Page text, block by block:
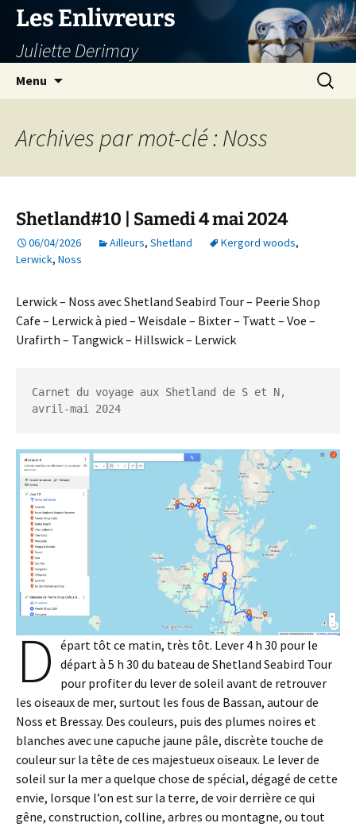
Aller
contenu
Les Enlivreurs
Juliette Derimay
Menu
Archives par mot-clé : Noss
Shetland#10 | Samedi 4 mai 2024
06/04/2026 Ailleurs, Shetland Kergord woods,
Lerwick, Noss
Lerwick – Noss avec Shetland Seabird Tour – Peerie Shop
Cafe – Lerwick à pied – Weisdale – Bixter – Twatt – Voe –
Urafirth – Tangwick – Hillswick – Lerwick
Carnet du voyage aux Shetland de S et N,
avril-mai 2024
D épart tôt ce matin, très tôt. Lever 4 h 30 pour le
départ à 5 h 30 du bateau de Shetland Seabird Tour
pour profiter du lever de soleil avant de retrouver
les oiseaux de mer, surtout les fous de Bassan, autour de
Noss et Bressay. Des couleurs, puis des plumes noires et
blanches avec une capuche jaune pâle, discrète touche de
couleur sur la tête de ces majestueux oiseaux. Le lever de
soleil sur la mer a quelque chose de spécial, dégagé de cette
envie, lorsque l’on est sur la terre, de voir derrière ce qui
gêne, construction, colline, arbres ou montagne, ou tout